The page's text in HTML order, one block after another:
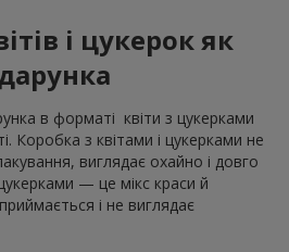
і цукерок як
в форматі квіти з цукерками
Коробка з квітами і цукерками не
виглядає охайно і довго
— це мікс краси й
і не виглядає